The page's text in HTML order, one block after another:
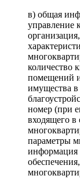
в) общая
управление
количество
помещений
имущества
номер (при
входящего в
параметры
информация